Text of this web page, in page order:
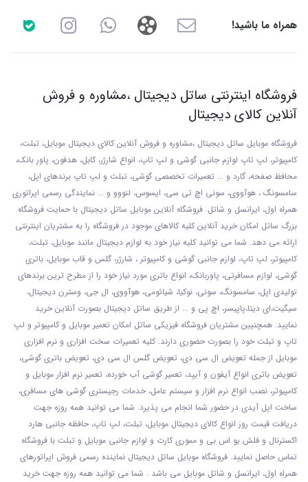
همراه ما باشید!
فروشگاه اینترنتی ساتل دیجیتال ،مشاوره و فروش
آنلاین کالای دیجیتال
فروشگاه موبایل ساتل دیجیتال ،مشاوره و فروش آنلاین کالای دیجیتال موبایل، تبلت،
کامپیوتر، لپ تاپ لوازم جانبی گوشی و لپ تاپ، انواع شارژر، کابل، هدفون، پاور بانک،
محافظ صفحه، گارد و ... تعمیرات تخصصی گوشی، تبلت و لپ تاپ برندهای اپل،
سامسونگ ، هوآووی، سونی اچ تی سی، ایسوس، لنووو و ... نمایندگی رسمی اپراتوری
همراه اول، ایرانسل و شاتل. فروشگاه آنلاین موبایل ساتل دیجیتال با حمایت فروشگاه
بزرگ ساتل امکان خرید آنلاین کلیه کالاهای موجود در فروشگاه را به مشتریان اینترنتی
ارائه می دهد. شما می توانید کلیه نیاز خود به لوازم دیجیتال مانند موبایل، تبلت،
کامپیوتر، لپ تاپ، لوازم جانبی گوشی و کامپیوتر ، شارژر، گلس و قاب موبایل، باتری
گوشی، لوازم مسافرتی، پاوربانک، انواع باتری مورد نیاز خود را از مطرح ترین برندهای
تولیدی اپل، سامسونگ، سونی، نوکیا، شیائومی، هوآووی، ال جی، وسترن دیجیتال،
سیگیت،ای دیتا،پاپیسر، اچ پی و ... از طریق ساتل دیجیتال بصورت آنلاین خرید
نمایید. همچنیین مشتریان فروشگاه فیزیکی ساتل امکان تعمیر موبایل و کامپیوتر و لپ
تاپ و تبلت خود را بصورت حضوری دارند. کلیه تعمیرات سخت افزاری و نرم افزاری
موبایل از جمله تعویض ال سی دی، تعویض گلس ال سی دی، تعویض باتری گوشی،
تعویض باتری انواع آیفون و آیپد، تعمیر گوشی آب خورده، تعمیر نرم افزار موبایل و
کامپیوتر، نصب انواع نرم افزار و سیستم عامل، خدمات رجیستری گوشی های مسافری،
ساخت اپل آیدی در حضور شما انجام می پذیرد. شما می توانید همه روزه جهت
دریافت قیمت روز انواع کالای دیجیتال موبایل، تبلت، لپ تاپ، حافظه جانبی هارد
اکسترنال و فلش یو اس بی و مموری کارت و لوازم جانبی موبایل و تبلت با فروشگاه
تماس حاصل نمایید. فروشگاه موبایل ساتل دیجیتال نماینده رسمی فروش اپراتورهای
همراه اول، ایرانسل و شاتل موبایل می باشد . شما می توانید همه روزه جهت خرید